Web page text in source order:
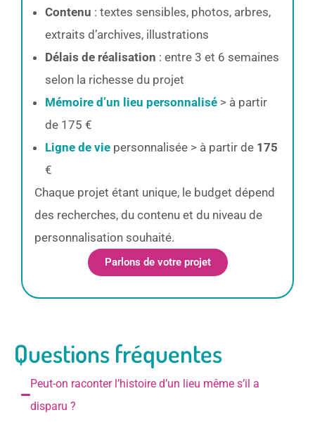
Questions fréquentes
Peut-on raconter l’histoire d’un lieu même s’il a
disparu ?
Contenu : textes sensibles, photos, arbres,
extraits d’archives, illustrations
Délais de réalisation : entre 3 et 6 semaines
selon la richesse du projet
Mémoire d’un lieu personnalisé > à partir
de 175 €
Ligne de vie personnalisée > à partir de 175
€
Chaque projet étant unique, le budget dépend
des recherches, du contenu et du niveau de
personnalisation souhaité.
Parlons de votre projet